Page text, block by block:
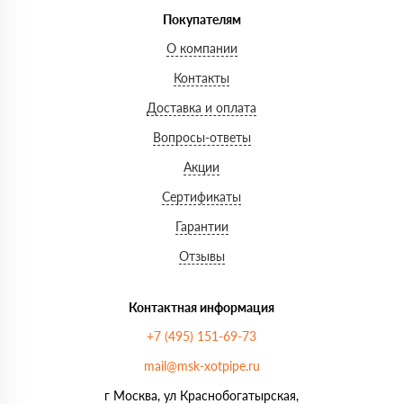
Покупателям
О компании
Контакты
Доставка и оплата
Вопросы-ответы
Акции
Сертификаты
Гарантии
Отзывы
Контактная информация
+7 (495) 151-69-73
mail@msk-xotpipe.ru
г Москва, ул Краснобогатырская,